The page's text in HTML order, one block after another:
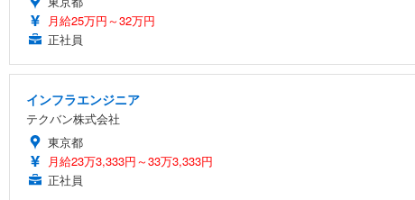
月給25万円～32万円
正社員
インフラエンジニア
テクバン株式会社
東京都
月給23万3,333円～33万3,333円
正社員